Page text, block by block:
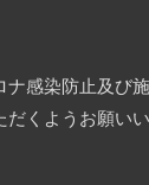
感染防止及
くようお願い